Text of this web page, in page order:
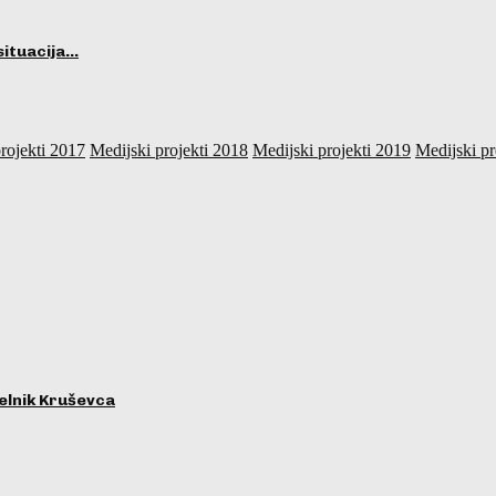
2017 Medijski projekti 2018 Medijski projekti 2019 Medijski
Kruševca